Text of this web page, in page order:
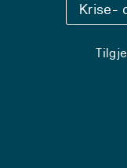
Krise-